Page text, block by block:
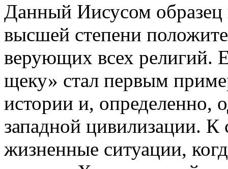
Данный Иисусом образец
высшей степени
верующих всех религий.
щеку» стал первым
истории и, определенно,
западной цивилизации.
жизненные ситуации,